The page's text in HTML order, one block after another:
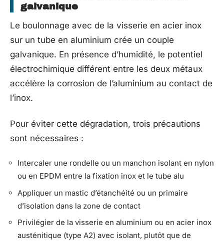
galvanique
Le boulonnage avec de la visserie en acier inox
sur un tube en aluminium crée un couple
galvanique. En présence d’humidité, le potentiel
électrochimique différent entre les deux métaux
accélère la corrosion de l’aluminium au contact de
l’inox.
Pour éviter cette dégradation, trois précautions
sont nécessaires :
Intercaler une rondelle ou un manchon isolant en nylon
ou en EPDM entre la fixation inox et le tube alu
Appliquer un mastic d’étanchéité ou un primaire
d’isolation dans la zone de contact
Privilégier de la visserie en aluminium ou en acier inox
austénitique (type A2) avec isolant, plutôt que de